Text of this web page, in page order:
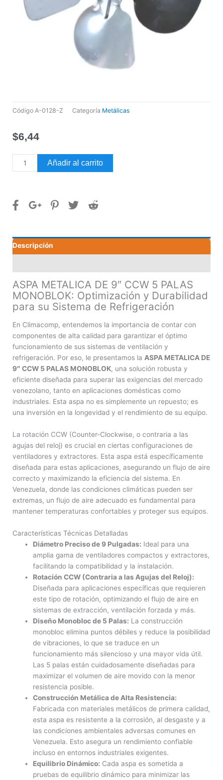
Código A-0128-Z Categoría Metálicas
$6,44
ASPA
METALICA
CCW
MONOBLOK
cantidad
Añadir al carrito
Descripción
ASPA METALICA DE 9″ CCW 5 PALAS
MONOBLOK: Optimización y Durabilidad
para su Sistema de Refrigeración
En Climacomp, entendemos la importancia de contar con
componentes de alta calidad para garantizar el óptimo
funcionamiento de sus sistemas de ventilación y
refrigeración. Por eso, le presentamos la ASPA METALICA DE
9″ CCW 5 PALAS MONOBLOK, una solución robusta y
eficiente diseñada para superar las exigencias del mercado
venezolano, tanto en aplicaciones domésticas como
industriales. Esta aspa no es simplemente un repuesto; es
una inversión en la longevidad y el rendimiento de su equipo.
La rotación CCW (Counter-Clockwise, o contraria a las
agujas del reloj) es crucial en ciertas configuraciones de
ventiladores y extractores. Esta aspa está específicamente
diseñada para estas aplicaciones, asegurando un flujo de aire
correcto y maximizando la eficiencia del sistema. En
Venezuela, donde las condiciones climáticas pueden ser
extremas, un flujo de aire adecuado es fundamental para
mantener temperaturas confortables y proteger sus equipos.
Características Técnicas Detalladas
Diámetro Preciso de 9 Pulgadas: Ideal para una
amplia gama de ventiladores compactos y extractores,
facilitando la compatibilidad y la instalación.
Rotación CCW (Contraria a las Agujas del Reloj):
Diseñada para aplicaciones específicas que requieren
este tipo de rotación, optimizando el flujo de aire en
sistemas de extracción, ventilación forzada y más.
Diseño Monobloc de 5 Palas: La construcción
monobloc elimina puntos débiles y reduce la posibilidad
de vibraciones, lo que se traduce en un
funcionamiento más silencioso y una mayor vida útil.
Las 5 palas están cuidadosamente diseñadas para
maximizar el volumen de aire movido con la menor
resistencia posible.
Construcción Metálica de Alta Resistencia:
Fabricada con materiales metálicos de primera calidad,
esta aspa es resistente a la corrosión, al desgaste y a
las condiciones ambientales adversas comunes en
Venezuela. Esto asegura un rendimiento confiable
incluso en entornos industriales exigentes.
Equilibrio Dinámico: Cada aspa es sometida a
pruebas de equilibrio dinámico para minimizar las